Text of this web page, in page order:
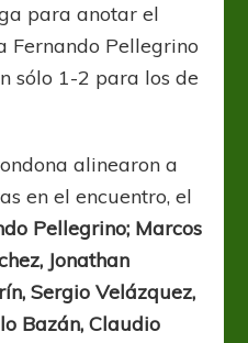
para anotar el
Fernando Pellegrino
sólo 1-2 para los de
alinearon a
en el encuentro, el
Pellegrino; Marcos
Jonathan
Sergio Velázquez,
Bazán, Claudio